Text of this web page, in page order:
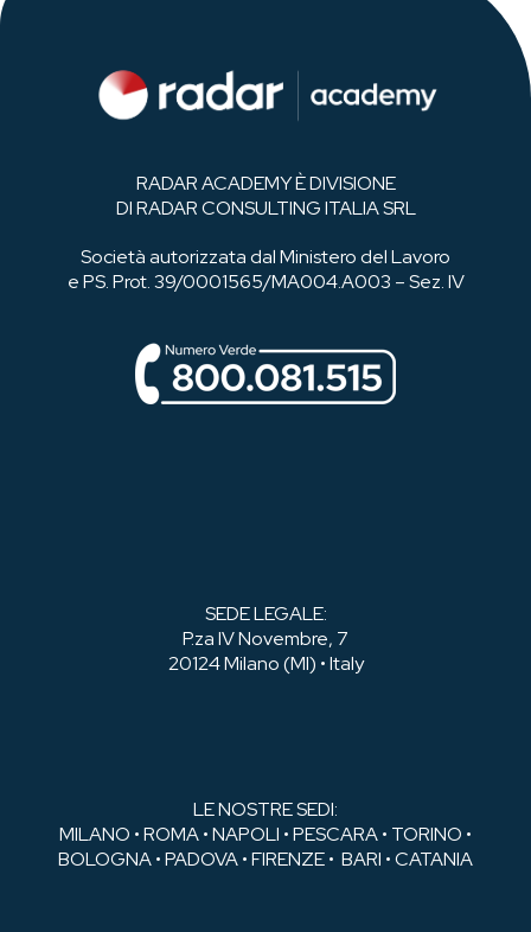
RADAR ACADEMY È DIVISIONE
DI RADAR CONSULTING ITALIA SRL
Società autorizzata dal Ministero del Lavoro
e PS. Prot. 39/0001565/MA004.A003 – Sez. IV
SEDE LEGALE:
P.za IV Novembre, 7
20124 Milano (MI) • Italy
LE NOSTRE SEDI:
MILANO • ROMA • NAPOLI • PESCARA • TORINO •
BOLOGNA • PADOVA • FIRENZE • BARI • CATANIA